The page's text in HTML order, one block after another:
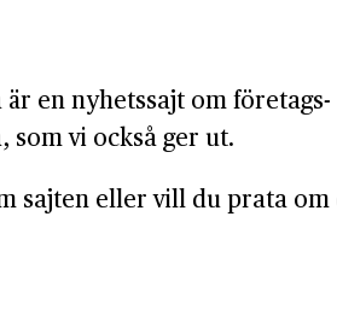
är en nyhetssajt om
som vi också ger ut.
sajten eller vill du prata